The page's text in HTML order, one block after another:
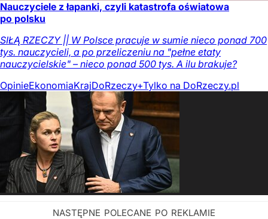
Nauczyciele z łapanki, czyli katastrofa oświatowa
po polsku
SIŁĄ RZECZY || W Polsce pracuje w sumie nieco ponad 700
tys. nauczycieli, a po przeliczeniu na "pełne etaty
nauczycielskie" – nieco ponad 500 tys. A ilu brakuje?
OpinieEkonomiaKrajDoRzeczy+Tylko na DoRzeczy.pl